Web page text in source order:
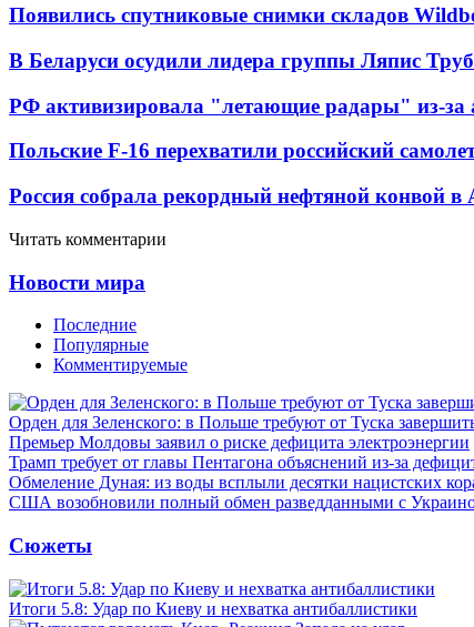
Появились спутниковые снимки складов
В Беларуси осудили лидера группы Ляпис
РФ активизировала "летающие радары" из-
Польские F-16 перехватили российский
Россия собрала рекордный нефтяной конвой в
Читать комментарии
Новости мира
Последние
Популярные
Комментируемые
Орден для Зеленского: в Польше требуют от Туска
Премьер Молдовы заявил о риске дефицита электроэнергии
Трамп требует от главы Пентагона объяснений из-за
Обмеление Дуная: из воды всплыли десятки нацистских
США возобновили полный обмен разведданными с
Сюжеты
Итоги 5.8: Удар по Киеву и нехватка антибаллистики